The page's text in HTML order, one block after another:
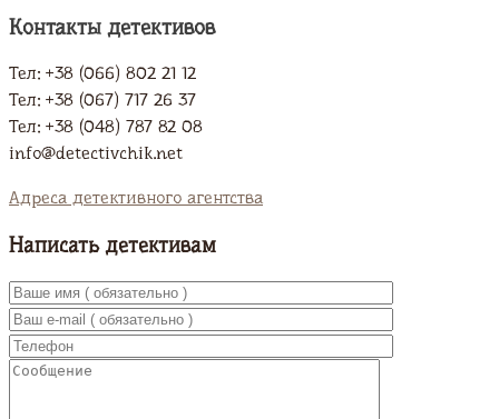
Контакты детективов
Тел: +38 (066) 802 21 12
Тел: +38 (067) 717 26 37
Тел: +38 (048) 787 82 08
info@detectivchik.net
Адреса детективного агентства
Написать детективам